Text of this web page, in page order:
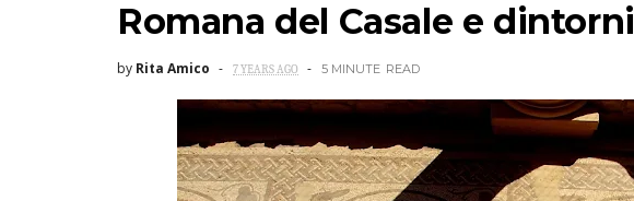
Romana del Casale e dintorni
by Rita Amico 7 YEARS AGO 5 MINUTE READ